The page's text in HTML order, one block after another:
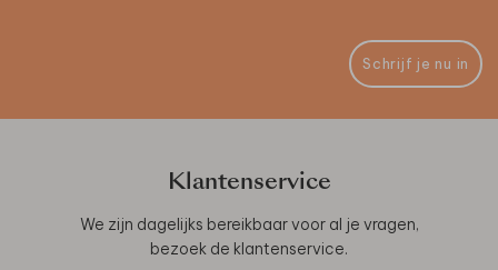
Schrijf je nu in
Klantenservice
We zijn dagelijks bereikbaar voor al je vragen,
bezoek de klantenservice.